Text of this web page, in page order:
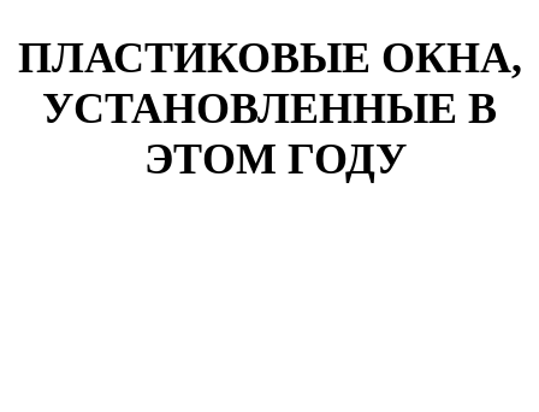
ПЛАСТИКОВЫЕ ОКНА,
УСТАНОВЛЕННЫЕ В
ЭТОМ ГОДУ